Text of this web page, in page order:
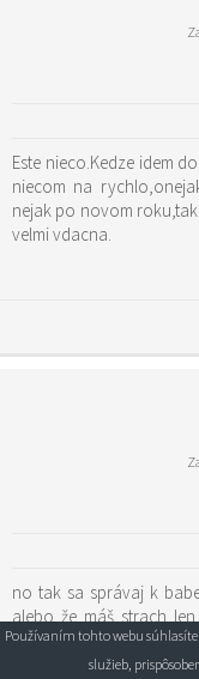
Este nieco.Kedze idem
niecom na
nejak po novom
velmi vdacna.
no tak sa správaj k
alebo že máš strach
vydržať!
Wurthke by si mala
Používaním tohto webu
služieb,